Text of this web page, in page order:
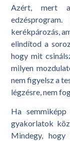
Azért, mert
kerékpározás,
elindítod a
hogy mit
milyen
nem figyelsz a
légzésre, nem
Ha
gyakorlatok
Mindegy,